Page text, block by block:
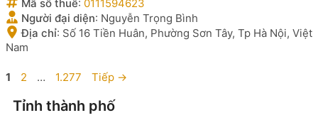
Mã số thuế: 0111594623
Người đại diện: Nguyễn Trọng Bình
Địa chỉ: Số 16 Tiền Huân, Phường Sơn Tây, Tp Hà Nội, Việt
Nam
Trang
1 Trang
2 … Trang
1.277 Tiếp →
Tỉnh thành phố